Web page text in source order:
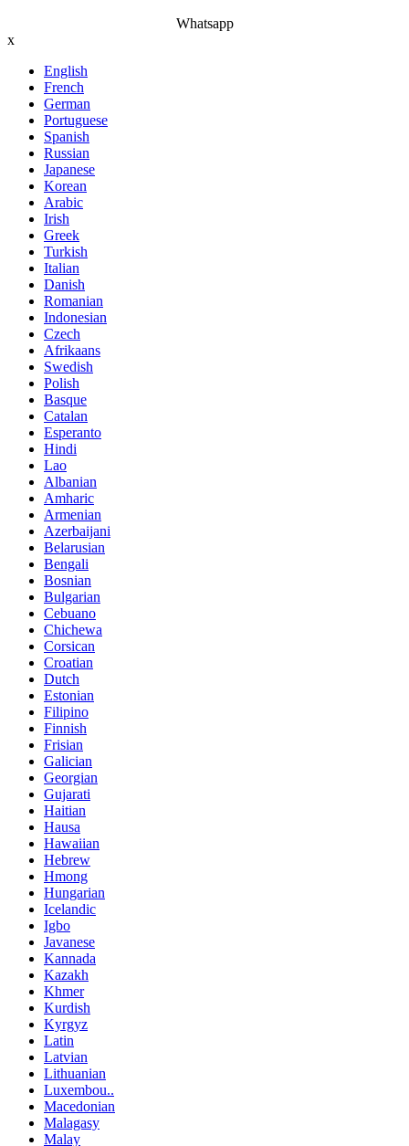
Whatsapp
x
English
French
German
Portuguese
Spanish
Russian
Japanese
Korean
Arabic
Irish
Greek
Turkish
Italian
Danish
Romanian
Indonesian
Czech
Afrikaans
Swedish
Polish
Basque
Catalan
Esperanto
Hindi
Lao
Albanian
Amharic
Armenian
Azerbaijani
Belarusian
Bengali
Bosnian
Bulgarian
Cebuano
Chichewa
Corsican
Croatian
Dutch
Estonian
Filipino
Finnish
Frisian
Galician
Georgian
Gujarati
Haitian
Hausa
Hawaiian
Hebrew
Hmong
Hungarian
Icelandic
Igbo
Javanese
Kannada
Kazakh
Khmer
Kurdish
Kyrgyz
Latin
Latvian
Lithuanian
Luxembou..
Macedonian
Malagasy
Malay